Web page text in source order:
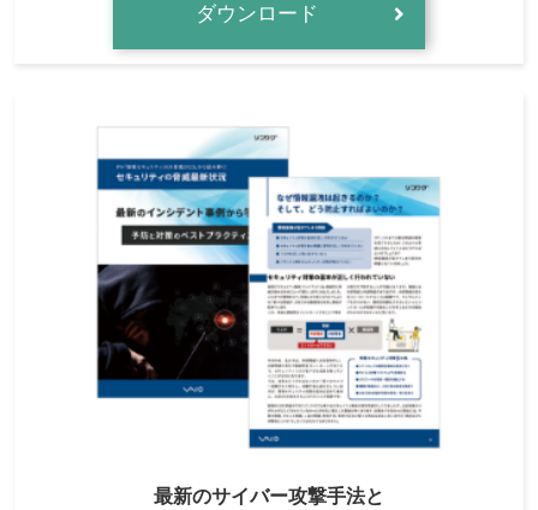
ダウンロード
最新のサイバー攻撃手法と